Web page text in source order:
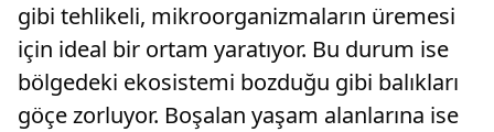
gibi tehlikeli, mikroorganizmaların üremesi
için ideal bir ortam yaratıyor. Bu durum ise
bölgedeki ekosistemi bozduğu gibi balıkları
göçe zorluyor. Boşalan yaşam alanlarına ise